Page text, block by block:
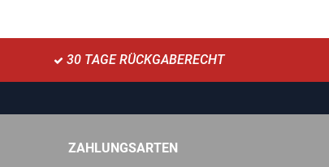
30 TAGE RÜCKGABERECHT
ZAHLUNGSARTEN